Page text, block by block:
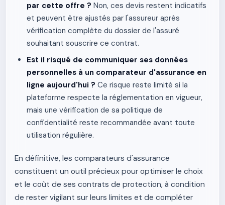
par cette offre ? Non, ces devis restent indicatifs
et peuvent être ajustés par l'assureur après
vérification complète du dossier de l'assuré
souhaitant souscrire ce contrat.
Est il risqué de communiquer ses données
personnelles à un comparateur d'assurance en
ligne aujourd'hui ? Ce risque reste limité si la
plateforme respecte la réglementation en vigueur,
mais une vérification de sa politique de
confidentialité reste recommandée avant toute
utilisation régulière.
En définitive, les comparateurs d'assurance
constituent un outil précieux pour optimiser le choix
et le coût de ses contrats de protection, à condition
de rester vigilant sur leurs limites et de compléter